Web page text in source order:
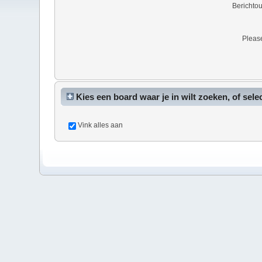
Kies een board waar je in wilt zoeken, of
Vink alles aan